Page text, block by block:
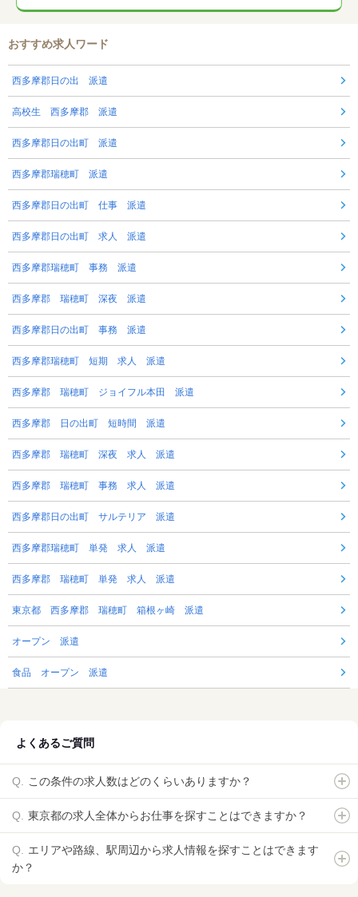
おすすめ求人ワード
西多摩郡日の出 派遣
高校生 西多摩郡 派遣
西多摩郡日の出町 派遣
西多摩郡瑞穂町 派遣
西多摩郡日の出町 仕事 派遣
西多摩郡日の出町 求人 派遣
西多摩郡瑞穂町 事務 派遣
西多摩郡 瑞穂町 深夜 派遣
西多摩郡日の出町 事務 派遣
西多摩郡瑞穂町 短期 求人 派遣
西多摩郡 瑞穂町 ジョイフル本田 派遣
西多摩郡 日の出町 短時間 派遣
西多摩郡 瑞穂町 深夜 求人 派遣
西多摩郡 瑞穂町 事務 求人 派遣
西多摩郡日の出町 サルテリア 派遣
西多摩郡瑞穂町 単発 求人 派遣
西多摩郡 瑞穂町 単発 求人 派遣
東京都 西多摩郡 瑞穂町 箱根ヶ崎 派遣
オープン 派遣
食品 オープン 派遣
よくあるご質問
この条件の求人数はどのくらいありますか？
東京都の求人全体からお仕事を探すことはできますか？
エリアや路線、駅周辺から求人情報を探すことはできます
か？